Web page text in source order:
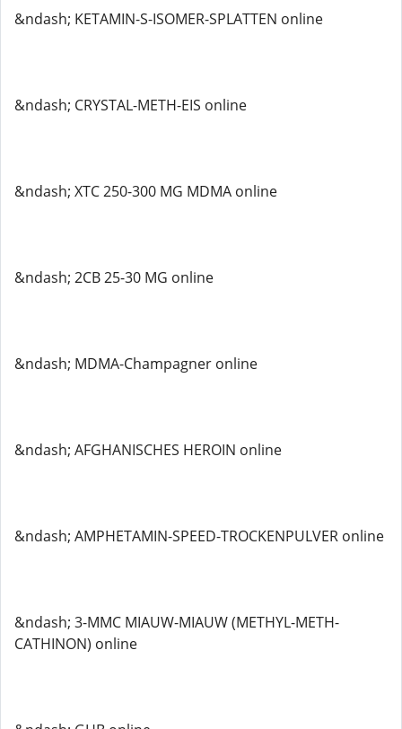
&ndash; KETAMIN-S-ISOMER-SPLATTEN online
&ndash; CRYSTAL-METH-EIS online
&ndash; XTC 250-300 MG MDMA online
&ndash; 2CB 25-30 MG online
&ndash; MDMA-Champagner online
&ndash; AFGHANISCHES HEROIN online
&ndash; AMPHETAMIN-SPEED-TROCKENPULVER online
&ndash; 3-MMC MIAUW-MIAUW (METHYL-METH-
CATHINON) online